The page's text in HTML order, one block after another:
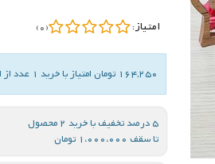
امتیاز: (0)
164,250 تومان امتیاز با خرید 1 عدد از این کالا
5 درصد تخفیف با خرید 2 محصول
تا سقف 1،000،000 تومان